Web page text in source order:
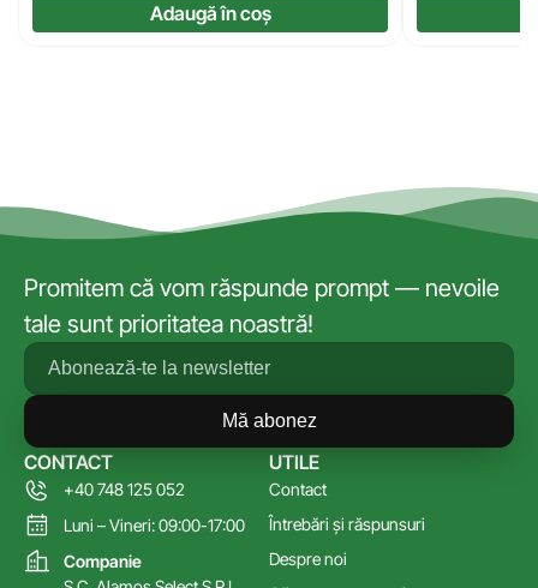
Adaugă în coș
Promitem că vom răspunde prompt — nevoile
tale sunt prioritatea noastră!
Mă abonez
UTILE
Contact
Întrebări și răspunsuri
Despre noi
CONTACT
+40 748 125 052
Luni – Vineri: 09:00-17:00
Companie